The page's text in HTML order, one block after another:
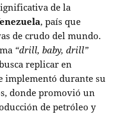
de la
, país que
de crudo del mundo.
“drill, baby, drill”
replicar en
implementó durante su
donde promovió un
de petróleo y